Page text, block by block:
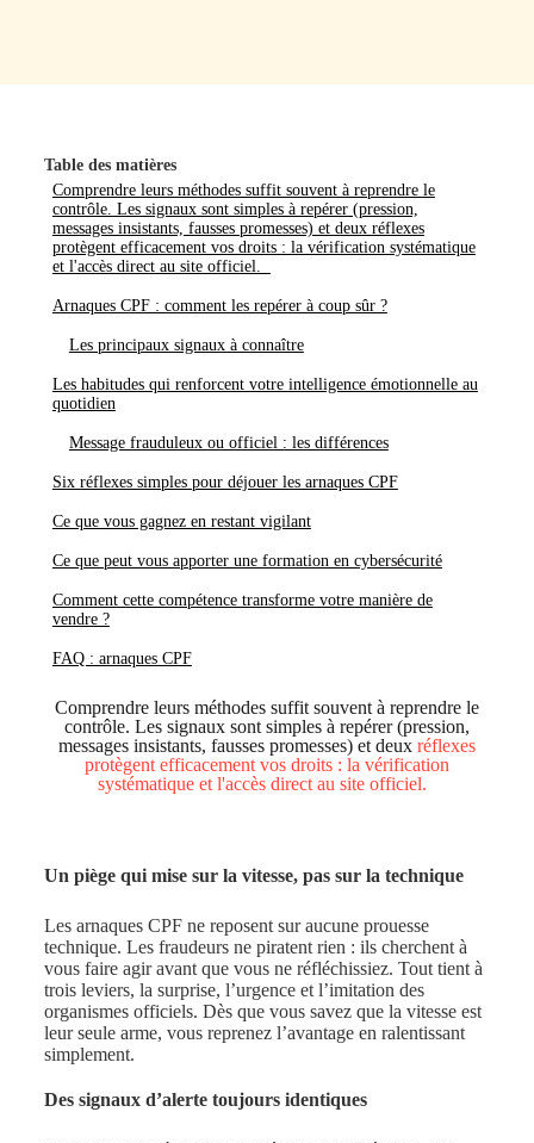
Comprendre leurs méthodes suffit souvent à reprendre le
contrôle. Les signaux sont simples à repérer (pression,
messages insistants, fausses promesses) et deux réflexes
protègent efficacement vos droits : la vérification
systématique et l'accès direct au site officiel.
Table des matières
Comprendre leurs méthodes suffit souvent à reprendre le
contrôle. Les signaux sont simples à repérer (pression,
messages insistants, fausses promesses) et deux réflexes
protègent efficacement vos droits : la vérification systématique
et l'accès direct au site officiel.
Arnaques CPF : comment les repérer à coup sûr ?
Les principaux signaux à connaître
Les habitudes qui renforcent votre intelligence émotionnelle au
quotidien
Message frauduleux ou officiel : les différences
Six réflexes simples pour déjouer les arnaques CPF
Ce que vous gagnez en restant vigilant
Ce que peut vous apporter une formation en cybersécurité
Comment cette compétence transforme votre manière de
vendre ?
FAQ : arnaques CPF
Un piège qui mise sur la vitesse, pas sur la technique
Les arnaques CPF ne reposent sur aucune prouesse
technique. Les fraudeurs ne piratent rien : ils cherchent à
vous faire agir avant que vous ne réfléchissiez. Tout tient à
trois leviers, la surprise, l’urgence et l’imitation des
organismes officiels. Dès que vous savez que la vitesse est
leur seule arme, vous reprenez l’avantage en ralentissant
simplement.
Des signaux d’alerte toujours identiques